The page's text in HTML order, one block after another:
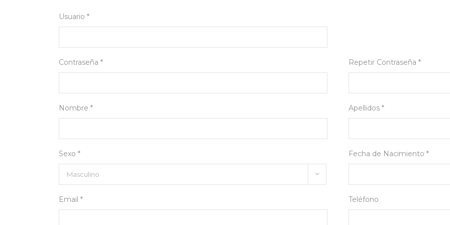
Usuario *
Contraseña * Repetir Contraseña *
Nombre * Apellidos *
Sexo * Fecha de Nacimiento *
Email * Teléfono